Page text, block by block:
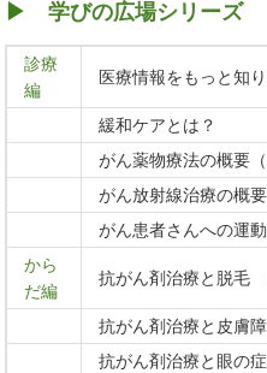
▶ 学びの広場シリーズ
診療
編
医療情報をもっと知
緩和ケアとは？
がん薬物療法の概要
がん放射線治療の概要
がん患者さんへの運
から
だ編
抗がん剤治療と脱毛
抗がん剤治療と皮膚
抗がん剤治療と眼の